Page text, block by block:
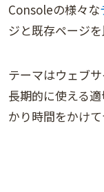
Consoleの様々な
ジと既存ページを
テーマはウェブ
長期的に使える
かり時間をかけて